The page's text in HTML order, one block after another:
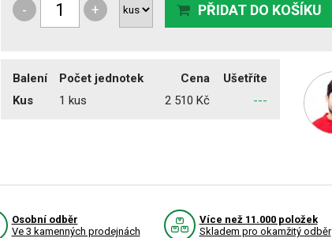
- + PŘIDAT DO KOŠÍKU
Balení Počet jednotek Cena
Ušetříte
Kus
1 kus 2 510 Kč ---
Osobní odběr
Ve 3 kamenných prodejnách
Více než 11.000 položek
Skladem pro okamžitý odběr